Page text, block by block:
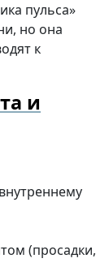
пульса»
но она
к
и
(просадки,